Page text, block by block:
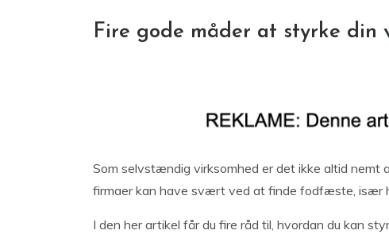
Fire gode måder at styrke din
Som selvstændig virksomhed er det ikke altid nemt
firmaer kan have svært ved at finde fodfæste, især
I den her artikel får du fire råd til, hvordan du kan